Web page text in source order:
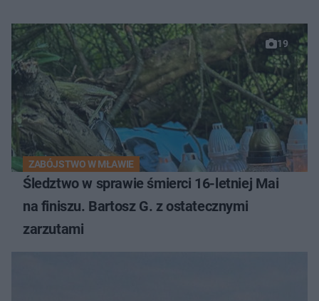
19
ZABÓJSTWO W MŁAWIE
Śledztwo w sprawie śmierci 16-letniej Mai
na finiszu. Bartosz G. z ostatecznymi
zarzutami